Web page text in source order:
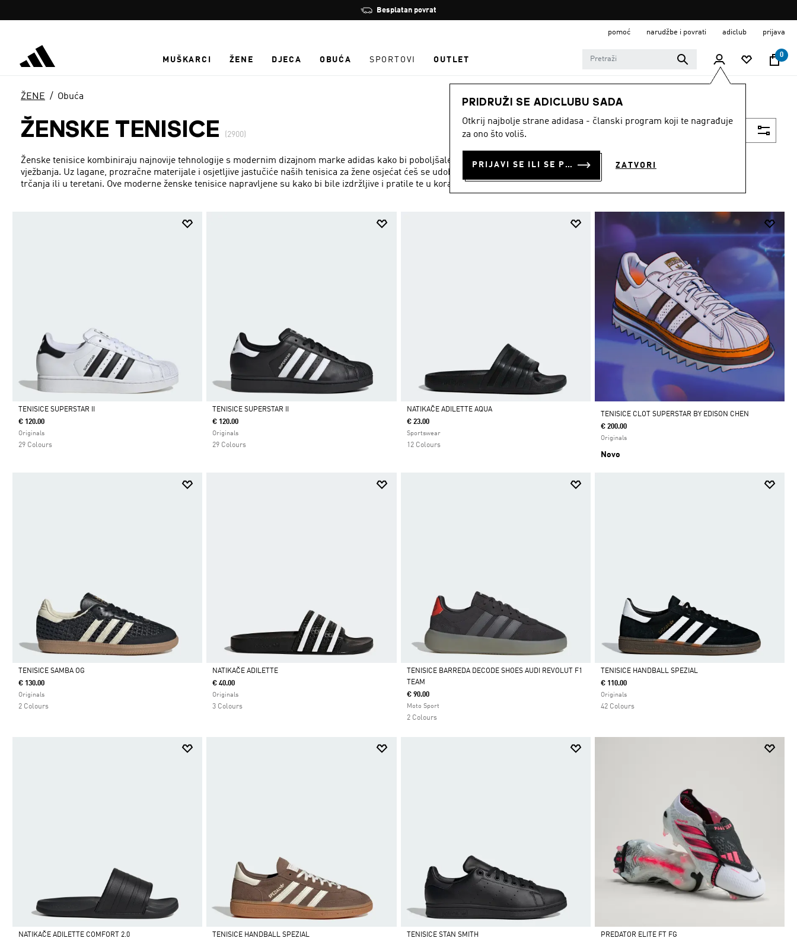
Zaustavi
rotaciju
Besplatan povrat
pomoć narudžbe i povrati adiclub prijava
MUŠKARCI ŽENE DJECA OBUĆA SPORTOVI OUTLET
0
PRIDRUŽI SE ADICLUBU SADA
Otkrij najbolje strane adidasa - članski program koji te nagrađuje
za ono što voliš.
PRIJAVI SE ILI SE PRIDRUŽI SADA ZATVORI
ŽENE Obuća
ŽENSKE TENISICE (2900)
Ženske tenisice kombiniraju najnovije tehnologije s modernim dizajnom marke adidas kako bi poboljšale tvoje iskustvo
vježbanja. Uz lagane, prozračne materijale i osjetljive jastučiće naših tenisica za žene osjećat ćeš se udobno tijekom
trčanja ili u teretani. Ove moderne ženske tenisice napravljene su kako bi bile izdržljive i pratile te u korak pri svakoj
aktivnosti. Za one dane kad nisi na terenu ili treningu tu su naše elegantne ženske tenisice s upečatljivim dizajnom i
jednobojnih do odvažnih uzoraka, pa svatko može pronaći par za sebe. Uživaj u savršenom spoju funkcionalnosti i mode
Prikaži više
Da
TENISICE SUPERSTAR II
€ 120.00
Originals
29 Colours
Da
TENISICE SUPERSTAR II
€ 120.00
Originals
29 Colours
Da
NATIKAČE ADILETTE AQUA
€ 23.00
Sportswear
12 Colours
TENISICE CLOT SUPERSTAR BY EDISON CHEN
€ 200.00
Originals
Novo
Da
TENISICE SAMBA OG
€ 130.00
Originals
2 Colours
Da
NATIKAČE ADILETTE
€ 40.00
Originals
3 Colours
Da
TENISICE BARREDA DECODE SHOES AUDI REVOLUT F1
TEAM
€ 90.00
Moto Sport
2 Colours
Da
TENISICE HANDBALL SPEZIAL
€ 110.00
Originals
42 Colours
NATIKAČE ADILETTE COMFORT 2.0
TENISICE HANDBALL SPEZIAL
TENISICE STAN SMITH
PREDATOR ELITE FT FG